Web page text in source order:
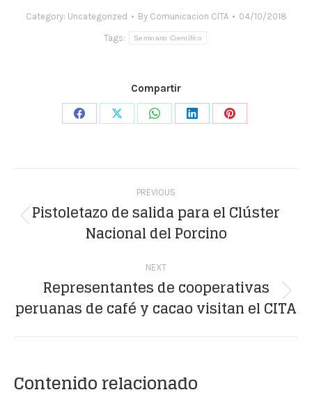
Category: Uncategorized By Comunicacion CITA 04/10/2018
Tags: Seminario Científico
Compartir
Share
Share
Share
Share
Share
navigationPREVIOUS
Previous
post:
Pistoletazo de salida para el Clúster
Nacional del Porcino
NEXT
post:
Representantes de cooperativas
peruanas de café y cacao visitan el CITA
Contenido relacionado